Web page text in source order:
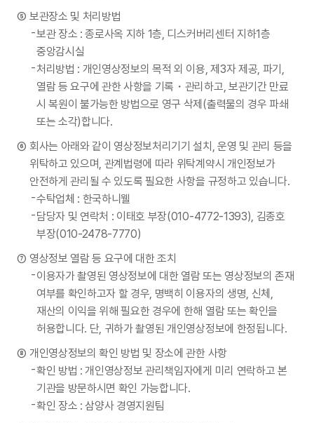
보관장소 및 처리방법
보관 장소 : 종로사옥 지하 1층, 디스커버리센터 지하1층
중앙감시실
처리방법 : 개인영상정보의 목적 외 이용, 제3자 제공, 파기,
열람 등 요구에 관한 사항을 기록・관리하고, 보관기간 만료
시 복원이 불가능한 방법으로 영구 삭제(출력물의 경우 파쇄
또는 소각)합니다.
회사는 아래와 같이 영상정보처리기기 설치, 운영 및 관리 등을
위탁하고 있으며, 관계법령에 따라 위탁계약시 개인정보가
안전하게 관리될 수 있도록 필요한 사항을 규정하고 있습니다.
수탁업체 : 한국하니웰
담당자 및 연락처 : 이태호 부장(010-4772-1393), 김종호
부장(010-2478-7770)
영상정보 열람 등 요구에 대한 조치
이용자가 촬영된 영상정보에 대한 열람 또는 영상정보의 존재
여부를 확인하고자 할 경우, 명백히 이용자의 생명, 신체,
재산의 이익을 위해 필요한 경우에 한해 열람 또는 확인을
허용합니다. 단, 귀하가 촬영된 개인영상정보에 한정됩니다.
개인영상정보의 확인 방법 및 장소에 관한 사항
확인 방법 : 개인영상정보 관리책임자에게 미리 연락하고 본
기관을 방문하시면 확인 가능합니다.
확인 장소 : 삼양사 경영지원팀